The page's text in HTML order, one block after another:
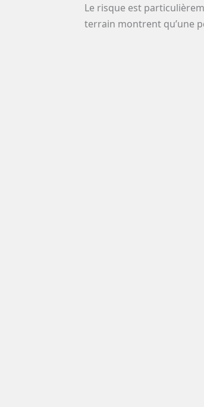
Le risque est
terrain montrent qu’une